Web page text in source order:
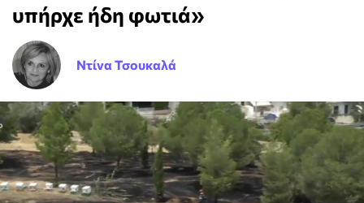
υπήρχε ήδη φωτιά»
Ντίνα Τσουκαλά